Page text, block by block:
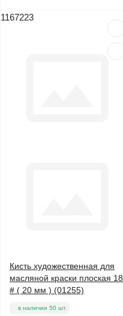
1167223
Кисть художественная для
масляной краски плоская 18
# ( 20 мм ) (01255)
в наличии 50 шт.